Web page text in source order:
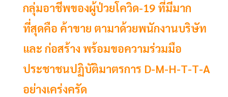
กลุ่มอาชีพของผู้ป่วยโควิด-19 ที่มีมาก
ที่สุดคือ ค้าขาย ตามาด้วยพนักงานบริษัท
และ ก่อสร้าง พร้อมขอความร่วมมือ
ประชาชนปฏิบัติมาตรการ D-M-H-T-T-A
อย่างเคร่งครัด